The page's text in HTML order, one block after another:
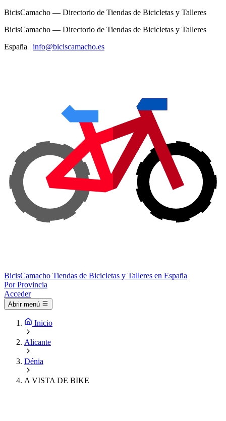
BicisCamacho — Directorio de Tiendas de Bicicletas y Talleres
BicisCamacho — Directorio de Tiendas de Bicicletas y Talleres
España | info@biciscamacho.es
BicisCamacho Tiendas de Bicicletas y Talleres en España
Por Provincia
Acceder
Abrir menú
Inicio
Alicante
Dénia
A VISTA DE BIKE